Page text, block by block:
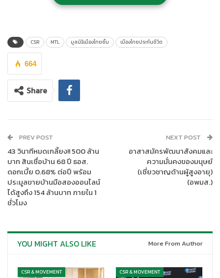
(Environment) การจัดการด้านสังคม (Social) และการจัดการด้าน
CSR MTL มูลนิธิเมืองไทยยิ้ม เมืองไทยประกันชีวิต
664
Share
PREV POST
43 วินาทีหมดเกลี้ยง!! 500 ล้าน
บาท สินเชื่อบ้าน 68 ปี ธอส.
ดอกเบี้ย 0.68% ต่อปี พร้อม
ประมูลขายบ้านมือสองออนไลน์
ได้สูงถึง 154 ล้านบาท ภายใน 1
ชั่วโมง
NEXT POST
อาสาสมัครพัฒนาสังคมและ
ความมั่นคงของมนุษย์
(เชี่ยวชาญด้านผู้สูงอายุ)
(อพมส.)
YOU MIGHT ALSO LIKE More From Author
CSR & MOVEMENT CSR & MOVEMENT